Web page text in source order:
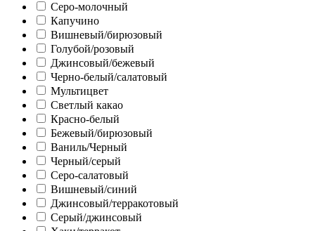
Серо-молочный
Капучино
Вишневый/бирюзовый
Голубой/розовый
Джинсовый/бежевый
Черно-белый/салатовый
Мультицвет
Светлый какао
Красно-белый
Бежевый/бирюзовый
Ваниль/Черный
Черный/серый
Серо-салатовый
Вишневый/синий
Джинсовый/терракотовый
Серый/джинсовый